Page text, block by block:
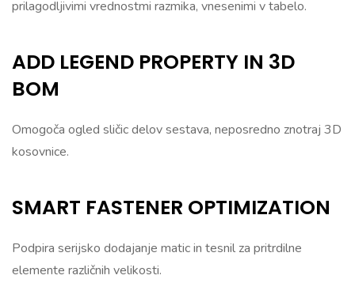
prilagodljivimi vrednostmi razmika, vnesenimi v tabelo.
ADD LEGEND PROPERTY IN 3D
BOM
Omogoča ogled sličic delov sestava, neposredno znotraj 3D
kosovnice.
SMART FASTENER OPTIMIZATION
Podpira serijsko dodajanje matic in tesnil za pritrdilne
elemente različnih velikosti.